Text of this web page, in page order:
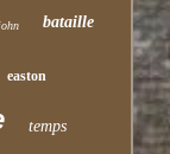
bataille
easton
temps